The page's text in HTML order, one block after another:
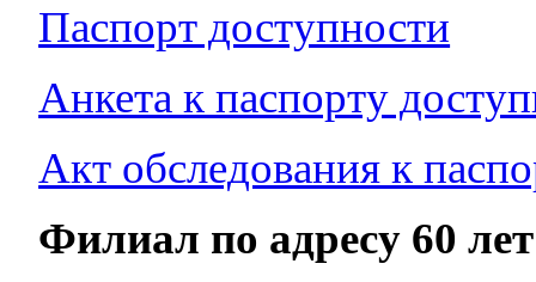
Паспорт доступности
Анкета к паспорту
Акт обследования к
Филиал по адресу 60